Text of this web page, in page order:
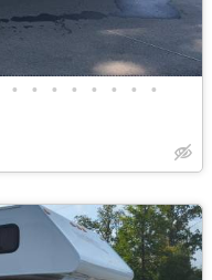
• • • • • • • •